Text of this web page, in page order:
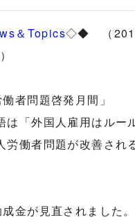
＆Topics◇◆ （
者問題啓発月間」
「外国人雇用はルー
労働者問題が改善され
金が見直されました。